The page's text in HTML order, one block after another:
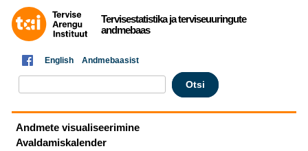
Tervisestatistika ja terviseuuringute
andmebaas
English Andmebaasist
Andmete visualiseerimine
Avaldamiskalender